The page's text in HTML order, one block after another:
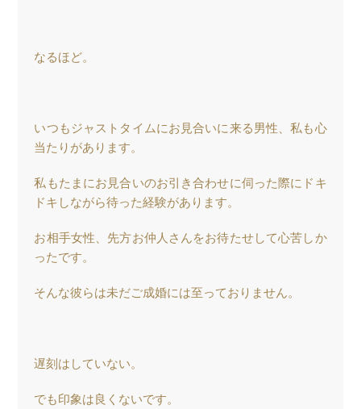
なるほど。
いつもジャストタイムにお見合いに来る男性、私も心
当たりがあります。
私もたまにお見合いのお引き合わせに伺った際にドキ
ドキしながら待った経験があります。
お相手女性、先方お仲人さんをお待たせして心苦しか
ったです。
そんな彼らは未だご成婚には至っておりません。
遅刻はしていない。
でも印象は良くないです。